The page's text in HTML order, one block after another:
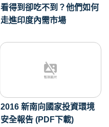
看得到卻吃不到？他們如何
走進印度內需市場
2016 新南向國家投資環境
安全報告 (PDF下載)